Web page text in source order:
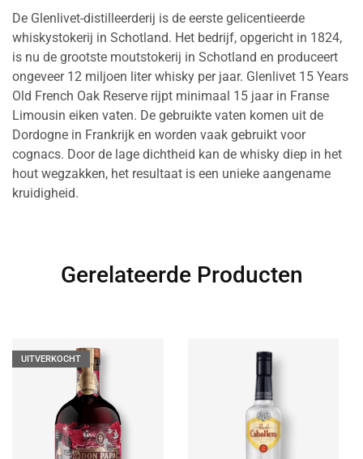
De Glenlivet-distilleerderij is de eerste gelicentieerde
whiskystokerij in Schotland. Het bedrijf, opgericht in 1824,
is nu de grootste moutstokerij in Schotland en produceert
ongeveer 12 miljoen liter whisky per jaar. Glenlivet 15 Years
Old French Oak Reserve rijpt minimaal 15 jaar in Franse
Limousin eiken vaten. De gebruikte vaten komen uit de
Dordogne in Frankrijk en worden vaak gebruikt voor
cognacs. Door de lage dichtheid kan de whisky diep in het
hout wegzakken, het resultaat is een unieke aangename
kruidigheid.
Gerelateerde Producten
UITVERKOCHT